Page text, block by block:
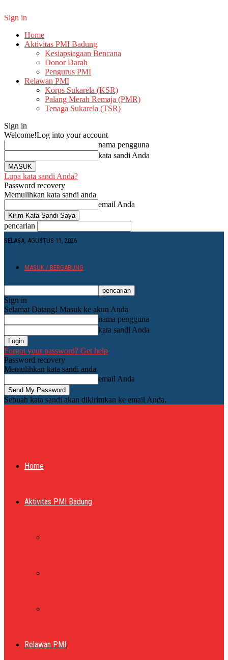
Sign in
Home
Aktivitas PMI Badung
Kesiapsiagaan Bencana
Donor Darah
Pengurus PMI
Relawan PMI
Korps Sukarela (KSR)
Palang Merah Remaja (PMR)
Tenaga Sukarela (TSR)
Sign in
Welcome!Log into your account
nama pengguna
kata sandi Anda
Lupa kata sandi Anda?
Password recovery
Memulihkan kata sandi anda
email Anda
pencarian
SELASA, AGUSTUS 11, 2026
MASUK / BERGABUNG
Sign in
Selamat Datang! Masuk ke akun Anda
nama pengguna
kata sandi Anda
Forgot your password? Get help
Password recovery
Memulihkan kata sandi anda
email Anda
Sebuah kata sandi akan dikirimkan ke email Anda.
PMI BADUNG
Home
Aktivitas PMI Badung
Relawan PMI